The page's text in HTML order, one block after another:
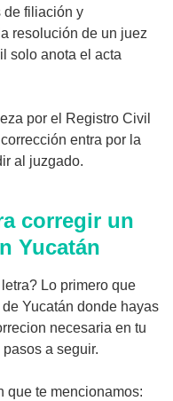
de filiación y
resolución de un juez
solo anota el acta
por el Registro Civil
entra por la
al juzgado.
corregir un
Yucatán
Lo primero que
Yucatán donde hayas
necesaria en tu
a seguir.
que te mencionamos: